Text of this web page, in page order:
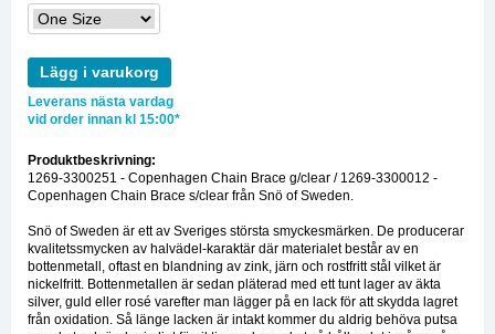
Lägg i varukorg
Leverans nästa vardag
vid order innan kl 15:00*
Produktbeskrivning:
1269-3300251 - Copenhagen Chain Brace g/clear / 1269-3300012 -
Copenhagen Chain Brace s/clear från Snö of Sweden.
Snö of Sweden är ett av Sveriges största smyckesmärken. De producerar
kvalitetssmycken av halvädel-karaktär där materialet består av en
bottenmetall, oftast en blandning av zink, järn och rostfritt stål vilket är
nickelfritt. Bottenmetallen är sedan pläterad med ett tunt lager av äkta
silver, guld eller rosé varefter man lägger på en lack för att skydda lagret
från oxidation. Så länge lacken är intakt kommer du aldrig behöva putsa